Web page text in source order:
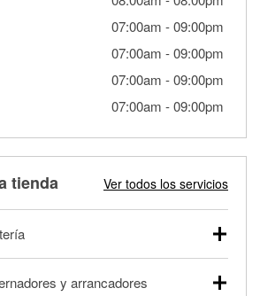
07:00am -09:00pm
07:00am -09:00pm
07:00am -09:00pm
07:00am -09:00pm
tienda Ver todos los servicios
SUVs, vehículos comerciales y
y arrancadores